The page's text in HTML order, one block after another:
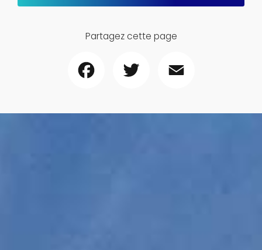
Partagez cette page